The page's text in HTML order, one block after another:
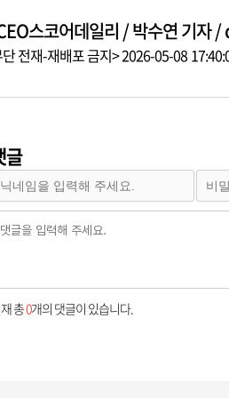
스코어데일리 / 박수연 기
전재-재배포 금지> 2026-05-08
글
총0개의 댓글이 있습니다.